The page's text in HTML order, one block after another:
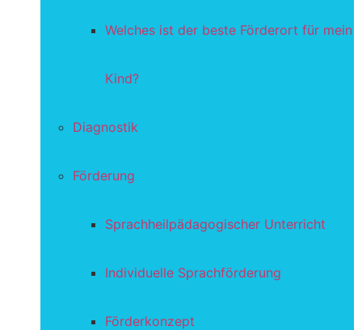
Welches ist der beste Förderort für mein
Kind?
Diagnostik
Förderung
Sprachheilpädagogischer Unterricht
Individuelle Sprachförderung
Förderkonzept